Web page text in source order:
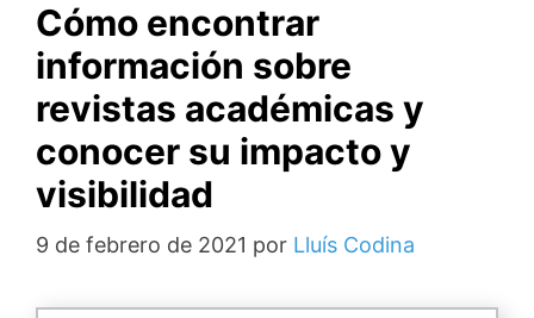
Cómo encontrar
información sobre
revistas académicas y
conocer su impacto y
visibilidad
9 de febrero de 2021 por Lluís Codina